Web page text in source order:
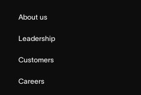
About us
Leadership
Customers
Careers